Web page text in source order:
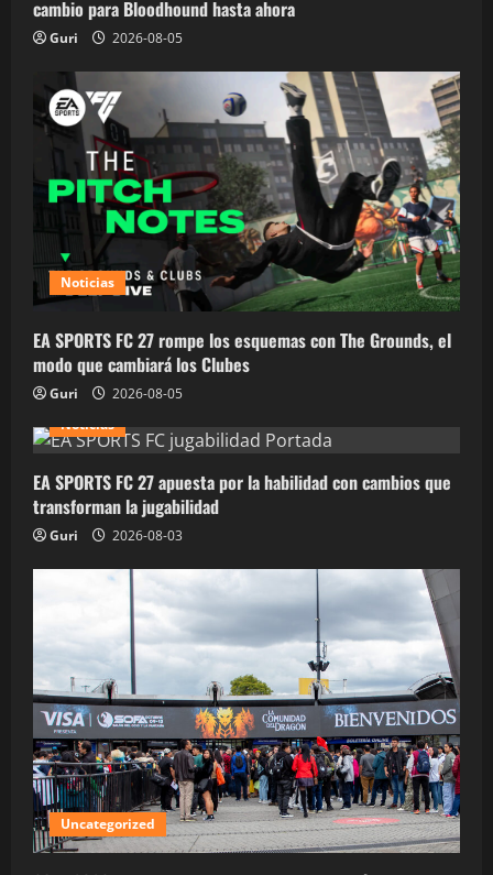
cambio para Bloodhound hasta ahora
Guri 2026-08-05
Noticias
EA SPORTS FC 27 rompe los esquemas con The Grounds, el
modo que cambiará los Clubes
Guri
2026-08-05
Noticias
EA SPORTS FC 27 apuesta por la habilidad con cambios que
transforman la jugabilidad
Guri 2026-08-03
Uncategorized